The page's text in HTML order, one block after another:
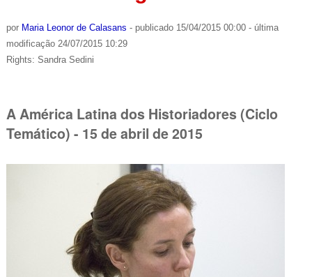
por Maria Leonor de Calasans - publicado15/04/2015 00:00 - última
modificação24/07/2015 10:29
Rights: Sandra Sedini
A América Latina dos Historiadores (Ciclo
Temático) - 15 de abril de 2015